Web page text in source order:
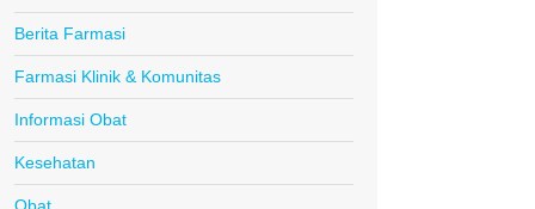
Berita Farmasi
Farmasi Klinik & Komunitas
Informasi Obat
Kesehatan